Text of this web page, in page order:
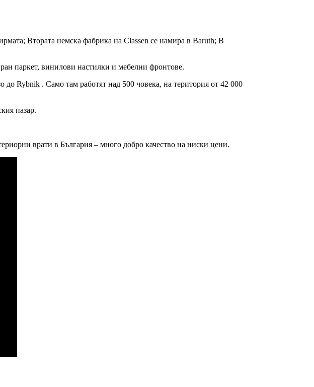
Втората немска фабрика на Classen се намира в Baruth; В
паркет, винилови настилки и мебелни фронтове.
Rybnik . Само там работят над 500 човека, на територия от 42 000
пазар.
врати в България – много добро качество на ниски цени.